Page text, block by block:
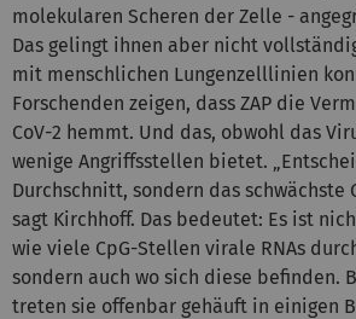
molekularen Scheren der Zelle -
Das gelingt ihnen aber nicht
mit menschlichen Lungenzelllinien
Forschenden zeigen, dass ZAP die
CoV-2 hemmt. Und das, obwohl das
wenige Angriffsstellen bietet.
Durchschnitt, sondern das schwächste
sagt Kirchhoff. Das bedeutet: Es ist
wie viele CpG-Stellen virale RNAs
sondern auch wo sich diese befinden.
treten sie offenbar gehäuft in einigen